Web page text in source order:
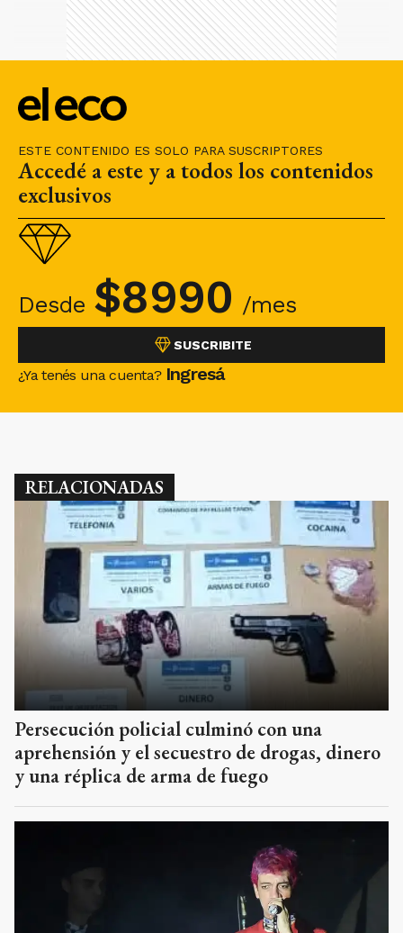
ESTE CONTENIDO ES SOLO PARA SUSCRIPTORES
Accedé a este y a todos los contenidos
exclusivos
Desde $8990 /mes
SUSCRIBITE
¿Ya tenés una cuenta? Ingresá
RELACIONADAS
Persecución policial culminó con una
aprehensión y el secuestro de drogas, dinero
y una réplica de arma de fuego